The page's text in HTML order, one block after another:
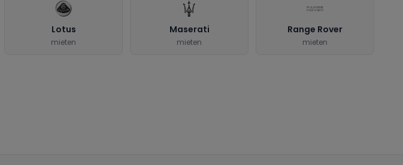
Lotus
mieten
Maserati
mieten
Range Rover
mieten